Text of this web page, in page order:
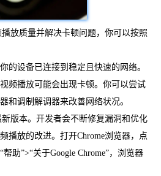
放质量并解决卡顿问题，你可以按照
的设备已连接到稳定且快速的网络。
频播放可能会出现卡顿。你可以尝试
和调制解调器来改善网络状况。
版本。开发者会不断修复漏洞和优化
播放的改进。打开Chrome浏览器，点
助”>“关于Google Chrome”，浏览器